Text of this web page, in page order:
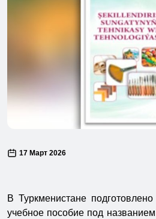
17 Март 2026
В Туркменистане
учебное пособие под